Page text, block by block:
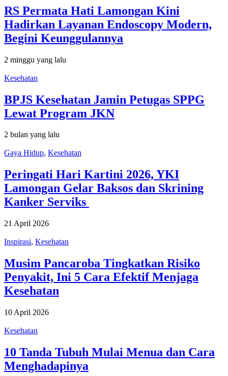
RS Permata Hati Lamongan Kini
Hadirkan Layanan Endoscopy Modern,
Begini Keunggulannya
2 minggu yang lalu
Kesehatan
BPJS Kesehatan Jamin Petugas SPPG
Lewat Program JKN
2 bulan yang lalu
Gaya Hidup, Kesehatan
Peringati Hari Kartini 2026, YKI
Lamongan Gelar Baksos dan Skrining
Kanker Serviks
21 April 2026
Inspirasi, Kesehatan
Musim Pancaroba Tingkatkan Risiko
Penyakit, Ini 5 Cara Efektif Menjaga
Kesehatan
10 April 2026
Kesehatan
10 Tanda Tubuh Mulai Menua dan Cara
Menghadapinya